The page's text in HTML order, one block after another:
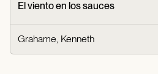
El viento en los sauces
Grahame, Kenneth